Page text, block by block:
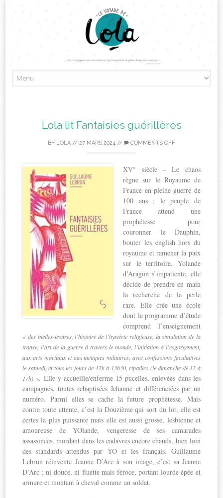
to
Lola lit Fantaisies guérillères
BY LOLA // 27 MARS 2024 // COMMENTS OFF
XV° siècle – Le chaos
règne sur le Royaume de
France en pleine guerre de
100 ans ; le peuple de
France attend une
prophétesse pour
couronner le Dauphin,
bouter les english hors du
royaume et ramener la paix
sur le territoire. Yolande
d’Aragon s’impatiente, elle
décide de prendre en main
la recherche de la perle
rare. Elle crée une école
dont le programme d’étude
comprend l’enseignement
« des bielles-lesttres, l’histoire de l’hystérie religieuse, la simulation de la
transe, l’art de la guerre à travers le monde, l’initiation à l’esgorgement,
aux arts martiaux et aux tactiques militaires, avec confessions facultatives
le samedi, et tous les jours de 12h à 13h30, ripailles (le dimanche de 12 à
17h) ». Elle y accueille/enferme 15 pucelles, enlevées dans les
campagnes, toutes rebaptisées Jehanne et différenciées par un
numéro. Parmi elles se cache la future prophétesse. Mais
contre toute attente, c’est la Douzième qui sort du lot, elle est
certes la plus puissante mais elle est aussi grosse, lesbienne et
amoureuse de YOlande, vengeresse de ses camarades
assassinées, mordant dans les cadavres encore chauds, bien loin
des standards attendus par YO et les français. Guillaume
Lebrun réinvente Jeanne D’Arc à son image, c’est sa Jeanne
D’Arc ; ni douce, ni fluette mais féroce, portant lourde épée et
armure et montant à cheval comme un soldat.